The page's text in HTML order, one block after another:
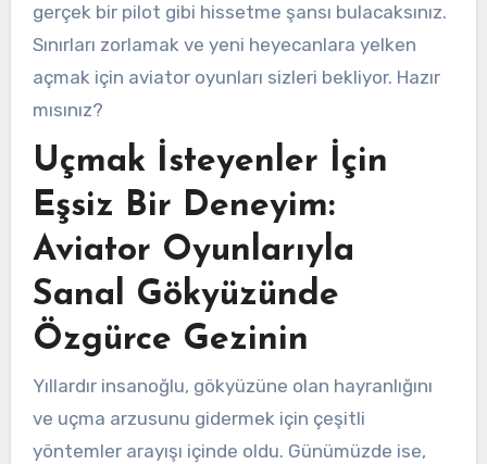
gerçek bir pilot gibi hissetme şansı bulacaksınız.
Sınırları zorlamak ve yeni heyecanlara yelken
açmak için aviator oyunları sizleri bekliyor. Hazır
mısınız?
Uçmak İsteyenler İçin
Eşsiz Bir Deneyim:
Aviator Oyunlarıyla
Sanal Gökyüzünde
Özgürce Gezinin
Yıllardır insanoğlu, gökyüzüne olan hayranlığını
ve uçma arzusunu gidermek için çeşitli
yöntemler arayışı içinde oldu. Günümüzde ise,